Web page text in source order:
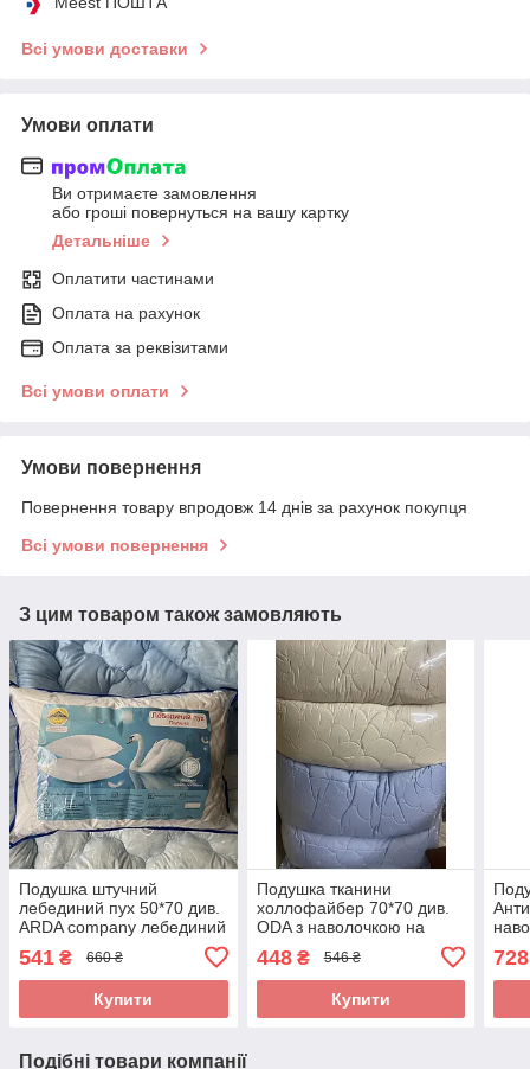
Всі умови доставки
Умови оплати
Ви отримаєте замовлення
або гроші повернуться на вашу картку
Детальніше
Оплатити частинами
Оплата на рахунок
Оплата за реквізитами
Всі умови оплати
Умови повернення
Повернення товару впродовж 14 днів за рахунок покупця
Всі умови повернення
З цим товаром також замовляють
Подушка штучний
лебединий пух 50*70 див.
ARDA company лебединий
пух. Чохол 100% бавовна
541 ₴ 660 ₴
Купити
Подушка тканини
холлофайбер 70*70 див.
ODA з наволочкою на
448₴ 546 ₴
Купити
для
728
Подібні товари компанії